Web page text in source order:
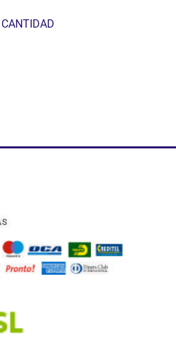
CANTIDAD